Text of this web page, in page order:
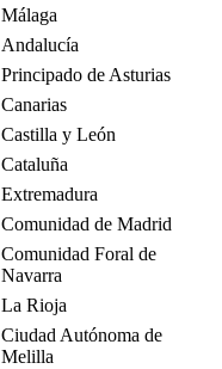
Málaga
Andalucía
Principado de Asturias
Canarias
Castilla y León
Cataluña
Extremadura
Comunidad de Madrid
Comunidad Foral de
Navarra
La Rioja
Ciudad Autónoma de
Melilla